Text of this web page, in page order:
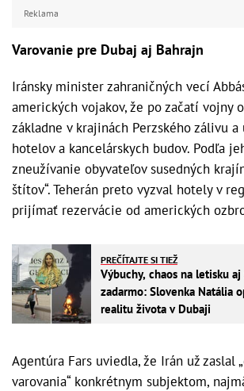
Reklama
Varovanie pre Dubaj aj Bahrajn
Iránsky minister zahraničných vecí
amerických vojakov, že po začatí vojny
základne v krajinách Perzského zálivu
hotelov a kancelárskych budov. Podľa
zneužívanie obyvateľov susedných
štítov“. Teherán preto vyzval hotely v
prijímať rezervácie od amerických
PREČÍTAJTE SI TIEŽ
Výbuchy, chaos na letisku
zadarmo: Slovenka Natália
realitu života v Dubaji
Agentúra Fars uviedla, že Irán už zaslal
varovania“ konkrétnym subjektom,